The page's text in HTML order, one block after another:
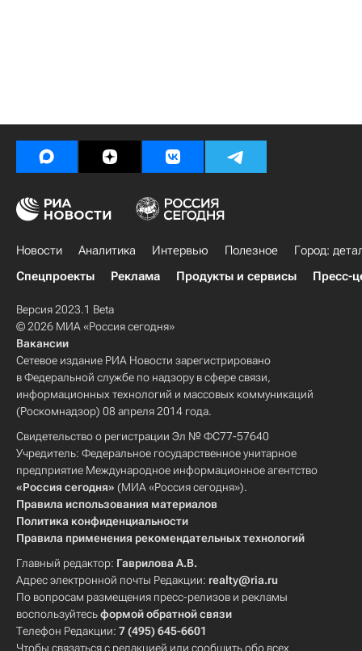
Новости Аналитика Интервью Полезное
Город:
Спецпроекты
Реклама Продукты и сервисы Пресс-
Версия 2023.1 Beta
© 2026 МИА «Россия сегодня»
Вакансии
Сетевое издание РИА Новости зарегистрировано
в Федеральной службе по надзору в сфере связи,
информационных технологий и массовых коммуникаций
(Роскомнадзор) 08 апреля 2014 года.
Свидетельство о регистрации Эл № ФС77-57640
Учредитель: Федеральное государственное унитарное
предприятие Международное информационное агентство
«Россия сегодня» (МИА «Россия сегодня»).
Правила использования материалов
Политика конфиденциальности
Правила применения рекомендательных технологий
Главный редактор: Гаврилова А.В.
Адрес электронной почты Редакции: realty@ria.ru
По вопросам размещения пресс-релизов и рекламы
воспользуйтесьформой обратной связи
Телефон Редакции: 7 (495) 645-6601
Чтобы связаться с редакцией или сообщить обо всех